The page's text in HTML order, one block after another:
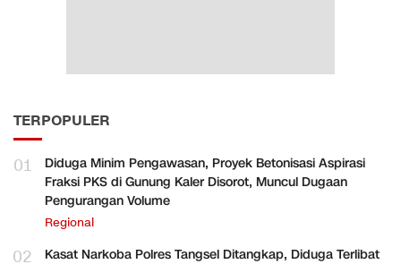
TERPOPULER
01
Diduga Minim Pengawasan, Proyek Betonisasi Aspirasi
Fraksi PKS di Gunung Kaler Disorot, Muncul Dugaan
Pengurangan Volume
Regional
02
Kasat Narkoba Polres Tangsel Ditangkap, Diduga Terlibat